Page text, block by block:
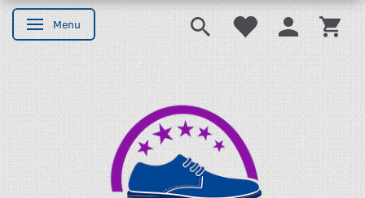
Skifte navigation
Menu